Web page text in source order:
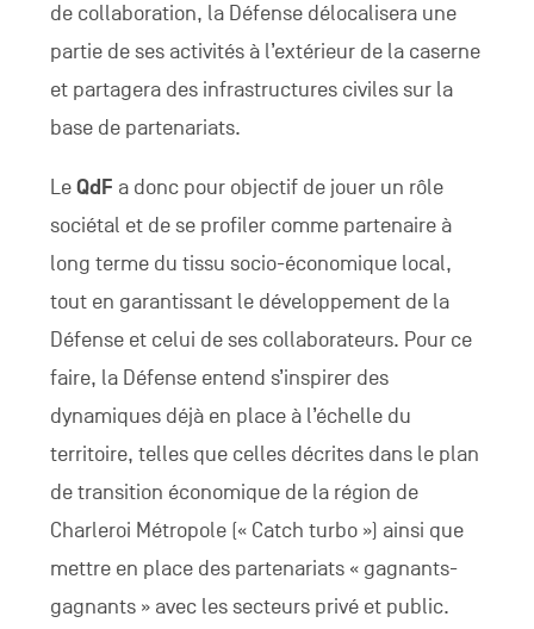
de collaboration, la Défense délocalisera une
partie de ses activités à l’extérieur de la caserne
et partagera des infrastructures civiles sur la
base de partenariats.
LeQdF a donc pour objectif de jouer un rôle
sociétal et de se profiler comme partenaire à
long terme du tissu socio-économique local,
tout en garantissant le développement de la
Défense et celui de ses collaborateurs. Pour ce
faire, la Défense entend s’inspirer des
dynamiques déjà en place à l’échelle du
territoire, telles que celles décrites dans le plan
de transition économique de la région de
Charleroi Métropole (« Catch turbo ») ainsi que
mettre en place des partenariats « gagnants-
gagnants » avec les secteurs privé et public.